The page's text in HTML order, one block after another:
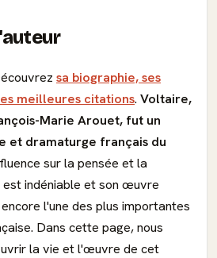
sa biographie, ses
meilleures citations. Voltaire,
Marie Arouet, fut un
et dramaturge français du
sur la pensée et la
indéniable et son œuvre
l'une des plus importantes
Dans cette page, nous
la vie et l'œuvre de cet